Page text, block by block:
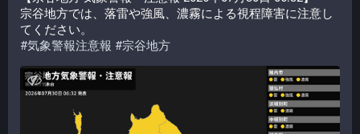
宗谷地方では、落雷や強風、濃霧による視程障害に注意し
てください。
#気象警報注意報 #宗谷地方